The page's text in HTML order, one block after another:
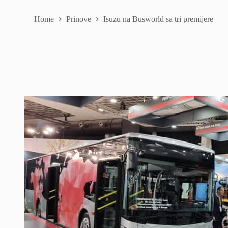
Home Prinove Isuzu na Busworld sa tri premijere